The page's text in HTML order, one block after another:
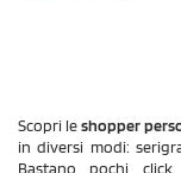
Scopri leshopper
in diversi modi:
Bastano pochi